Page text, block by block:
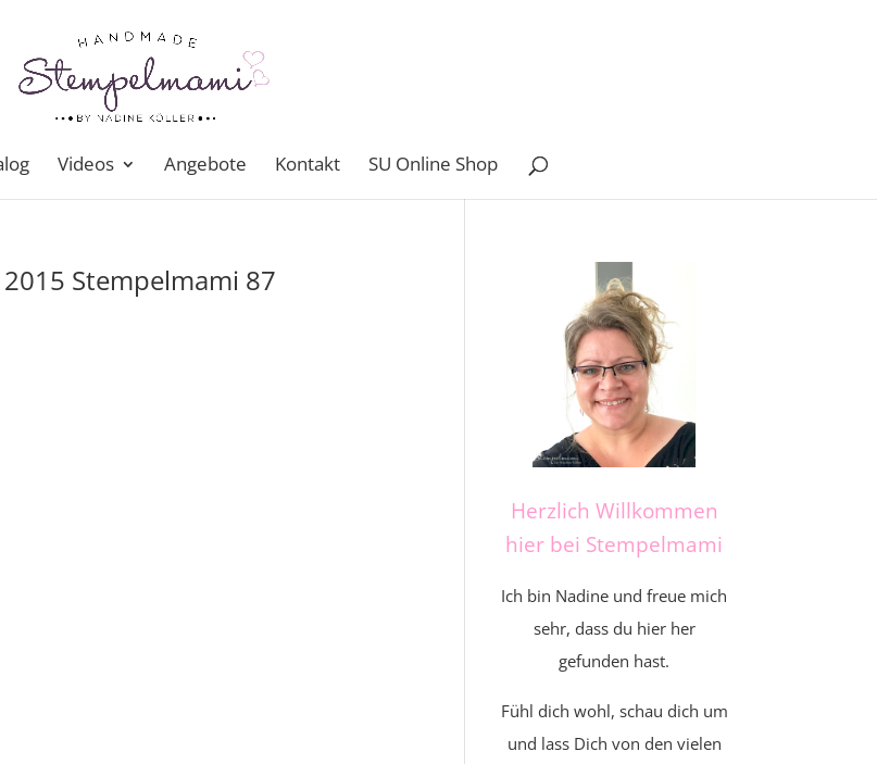
Videos Angebote Kontakt SU Online Shop
Stempelmami 87
Herzlich Willkommen
hier bei Stempelmami
Ich bin Nadine und freue mich
sehr, dass du hier her
gefunden hast.
Fühl dich wohl, schau dich um
und lass Dich von den vielen